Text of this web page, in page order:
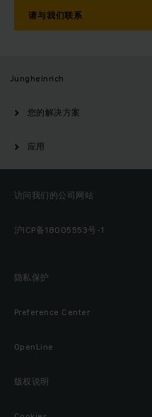
请与我们联系
Jungheinrich
您的解决方案
应用
访问我们的公司网站
沪ICP备18005553号-1
隐私保护
Preference Center
OpenLine
版权说明